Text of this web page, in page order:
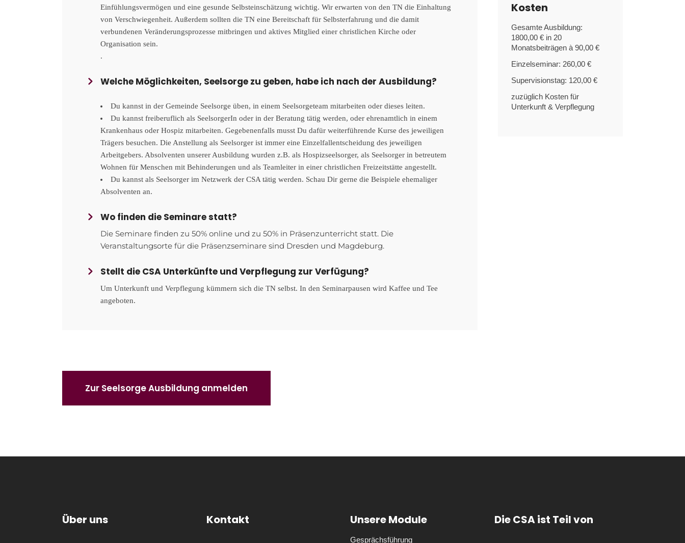
Einfühlungsvermögen und eine gesunde Selbsteinschätzung wichtig. Wir erwarten von den TN die Einhaltung
von Verschwiegenheit. Außerdem sollten die TN eine Bereitschaft für Selbsterfahrung und die damit
verbundenen Veränderungsprozesse mitbringen und aktives Mitglied einer christlichen Kirche oder
Organisation sein.
.
Welche Möglichkeiten, Seelsorge zu geben, habe ich nach der Ausbildung?
Du kannst in der Gemeinde Seelsorge üben, in einem Seelsorgeteam mitarbeiten oder dieses leiten.
Du kannst freiberuflich als SeelsorgerIn oder in der Beratung tätig werden, oder ehrenamtlich in einem
Krankenhaus oder Hospiz mitarbeiten. Gegebenenfalls musst Du dafür weiterführende Kurse des jeweiligen
Trägers besuchen. Die Anstellung als Seelsorger ist immer eine Einzelfallentscheidung des jeweiligen
Arbeitgebers. Absolventen unserer Ausbildung wurden z.B. als Hospizseelsorger, als Seelsorger in betreutem
Wohnen für Menschen mit Behinderungen und als Teamleiter in einer christlichen Freizeitstätte angestellt.
Du kannst als Seelsorger im Netzwerk der CSA tätig werden. Schau Dir gerne die Beispiele ehemaliger
Absolventen an.
Wo finden die Seminare statt?
Die Seminare finden zu 50% online und zu 50% in Präsenzunterricht statt. Die
Veranstaltungsorte für die Präsenzseminare sind Dresden und Magdeburg.
Stellt die CSA Unterkünfte und Verpflegung zur Verfügung?
Um Unterkunft und Verpflegung kümmern sich die TN selbst. In den Seminarpausen wird Kaffee und Tee
angeboten.
Zur Seelsorge Ausbildung anmelden
Kosten
Gesamte Ausbildung:
1800,00 € in 20
Monatsbeiträgen à 90,00 €
Einzelseminar: 260,00 €
Supervisionstag: 120,00 €
zuzüglich Kosten für
Unterkunft & Verpflegung
Über uns Kontakt Unsere Module
Gesprächsführung
Die CSA ist Teil von